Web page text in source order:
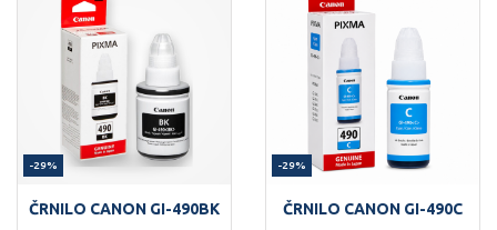
-29%
ČRNILO CANON GI-490BK
-29%
ČRNILO CANON GI-490C